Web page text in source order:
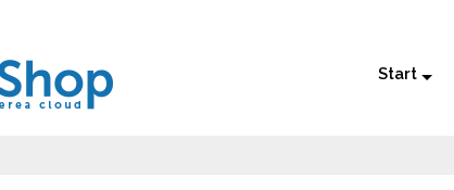
Start